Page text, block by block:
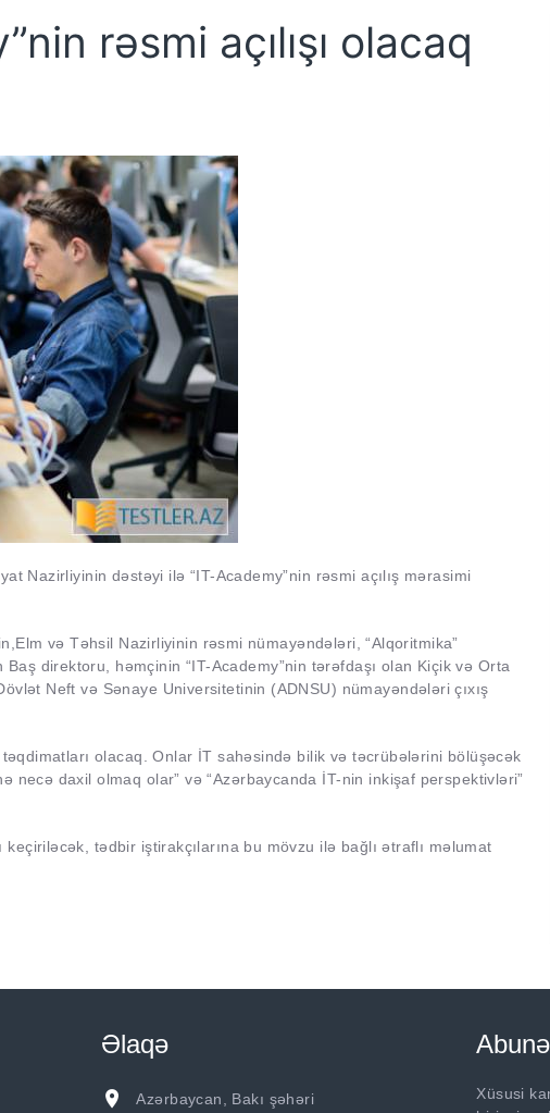
rəsmi açılışı olacaq
Nazirliyinin dəstəyi ilə “IT-Academy”nin rəsmi açılış mərasimi
və Təhsil Nazirliyinin rəsmi nümayəndələri, “Alqoritmika”
direktoru, həmçinin “IT-Academy”nin tərəfdaşı olan Kiçik və Orta
Neft və Sənaye Universitetinin (ADNSU) nümayəndələri çıxış
olacaq. Onlar İT sahəsində bilik və təcrübələrini bölüşəcək
necə daxil olmaq olar” və “Azərbaycanda İT-nin inkişaf perspektivləri”
tədbir iştirakçılarına bu mövzu ilə bağlı ətraflı məlumat
Əlaqə
Azərbaycan, Bakı şəhəri
Abunə
Xüsusi